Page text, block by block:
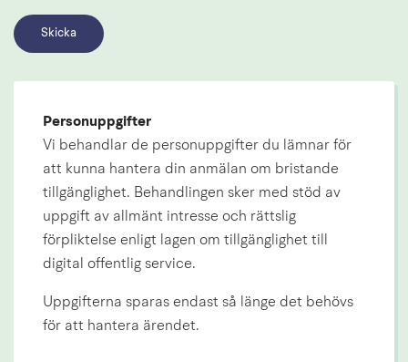
Personuppgifter
Vi behandlar de personuppgifter du lämnar för
att kunna hantera din anmälan om bristande
tillgänglighet. Behandlingen sker med stöd av
uppgift av allmänt intresse och rättslig
förpliktelse enligt lagen om tillgänglighet till
digital offentlig service.
Uppgifterna sparas endast så länge det behövs
för att hantera ärendet.